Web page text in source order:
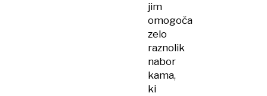
jim
omogoča
zelo
raznolik
nabor
kama,
ki